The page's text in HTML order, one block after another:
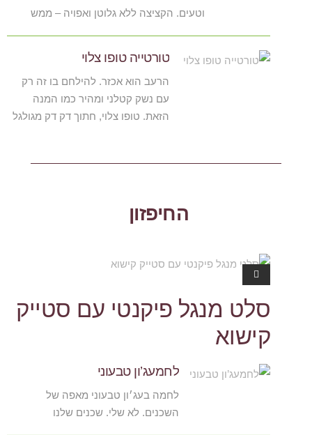
וטעים. הקציצה ללא גלוטן ואפויה – ממש
טורטייה טופו צלוי
הרעב הוא אכזר. להילחם בו זה רק
עם נשק קטלני ומהיר כמו המנה
הזאת. טופו צלוי, חתוך דק דק מגולגל
החיפזון
העיקר הב
סלט מנגל פיקנטי עם סטייק
קישוא
לחמעג’ון טבעוני
לחמה בעג׳ון טבעוני מאפה של
השכנים. לא שלי. שכנים שלנו